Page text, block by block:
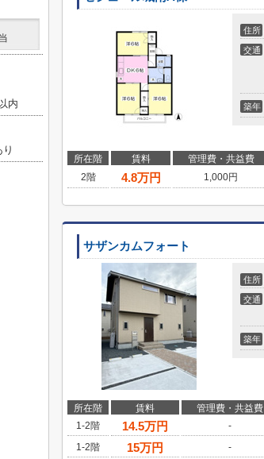
住所
交通
築年
所在階 賃料 管理費・共益費
2階
4.8万円 1,000円
サザンカムフォート
住所
交通
築年
所在階 賃料 管理費・共益費
1-2階
14.5万円 -
1-2階
15万円 -
内